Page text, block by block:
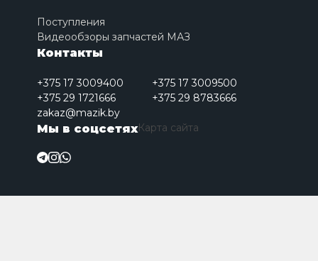
Поступления
Видеообзоры запчастей МАЗ
Контакты
+375 17 3009400
+375 17 3009500
+375 29 1721666
+375 29 8783666
zakaz@mazik.by
Мы в соцсетяхКарта сайта